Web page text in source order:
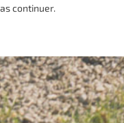
continuer.